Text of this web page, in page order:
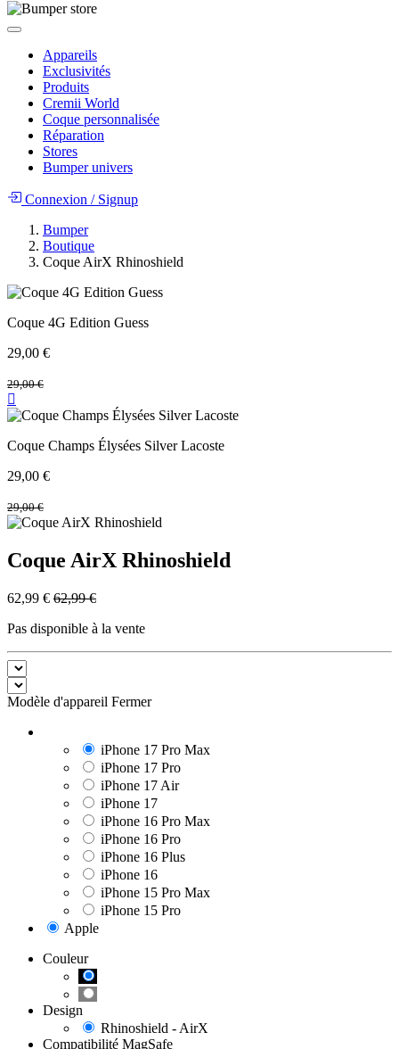
Appareils
Exclusivités
Produits
Cremii World
Coque personnalisée
Réparation
Stores
Bumper univers
Connexion /Signup
Bumper
Boutique
Coque AirX Rhinoshield
Coque 4G Edition Guess
29,00 €
29,00€
Coque Champs Élysées Silver Lacoste
29,00 €
29,00€
Coque AirX Rhinoshield
62,99 € 62,99€
Pas disponible à la vente
Modèle d'appareil Fermer
iPhone 17 Pro Max
iPhone 17 Pro
iPhone 17 Air
iPhone 17
iPhone 16 Pro Max
iPhone 16 Pro
iPhone 16 Plus
iPhone 16
iPhone 15 Pro Max
iPhone 15 Pro
Apple
Couleur
Design
Rhinoshield - AirX
Compatibilité MagSafe